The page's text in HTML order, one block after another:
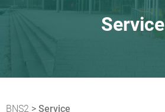
ZUSATZQUALIFIKATION
Service
BNS2 > Service